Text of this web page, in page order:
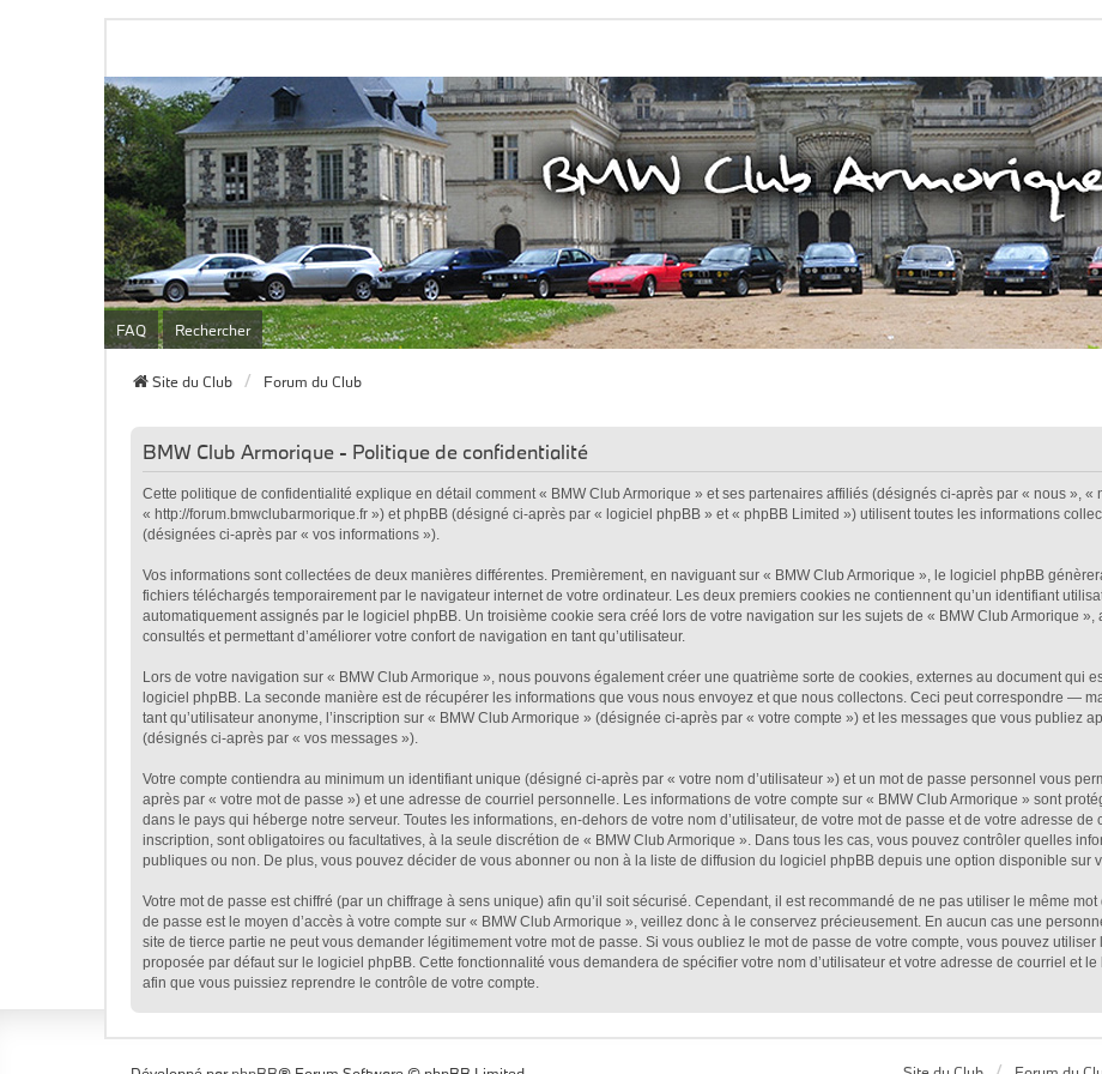
FAQ Rechercher
Site du Club Forum du Club
BMW Club Armorique - Politique de confidentialité
Cette politique de confidentialité explique en détail comment « BMW Club Armorique » et ses partenaires affiliés (désignés ci-après par « nous », «
« http://forum.bmwclubarmorique.fr ») et phpBB (désigné ci-après par « logiciel phpBB » et « phpBB Limited ») utilisent toutes les informations
(désignées ci-après par « vos informations »).
Vos informations sont collectées de deux manières différentes. Premièrement, en naviguant sur « BMW Club Armorique », le logiciel phpBB
fichiers téléchargés temporairement par le navigateur internet de votre ordinateur. Les deux premiers cookies ne contiennent qu’un identifiant
automatiquement assignés par le logiciel phpBB. Un troisième cookie sera créé lors de votre navigation sur les sujets de « BMW Club Armorique
consultés et permettant d’améliorer votre confort de navigation en tant qu’utilisateur.
Lors de votre navigation sur « BMW Club Armorique », nous pouvons également créer une quatrième sorte de cookies, externes au document qui
logiciel phpBB. La seconde manière est de récupérer les informations que vous nous envoyez et que nous collectons. Ceci peut correspondre —
tant qu’utilisateur anonyme, l’inscription sur « BMW Club Armorique » (désignée ci-après par « votre compte ») et les messages que vous publiez
(désignés ci-après par « vos messages »).
Votre compte contiendra au minimum un identifiant unique (désigné ci-après par « votre nom d’utilisateur ») et un mot de passe personnel vous
après par « votre mot de passe ») et une adresse de courriel personnelle. Les informations de votre compte sur « BMW Club Armorique » sont
dans le pays qui héberge notre serveur. Toutes les informations, en-dehors de votre nom d’utilisateur, de votre mot de passe et de votre adresse
inscription, sont obligatoires ou facultatives, à la seule discrétion de « BMW Club Armorique ». Dans tous les cas, vous pouvez contrôler quelles
publiques ou non. De plus, vous pouvez décider de vous abonner ou non à la liste de diffusion du logiciel phpBB depuis une option disponible sur
Votre mot de passe est chiffré (par un chiffrage à sens unique) afin qu’il soit sécurisé. Cependant, il est recommandé de ne pas utiliser le même
de passe est le moyen d’accès à votre compte sur « BMW Club Armorique », veillez donc à le conservez précieusement. En aucun cas une
site de tierce partie ne peut vous demander légitimement votre mot de passe. Si vous oubliez le mot de passe de votre compte, vous pouvez
proposée par défaut sur le logiciel phpBB. Cette fonctionnalité vous demandera de spécifier votre nom d’utilisateur et votre adresse de courriel et
afin que vous puissiez reprendre le contrôle de votre compte.